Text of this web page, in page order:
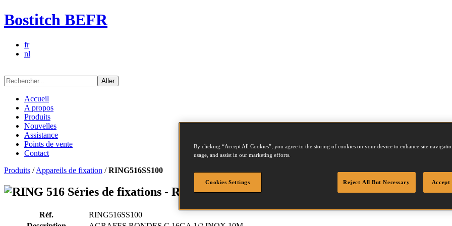
Bostitch BEFR
fr
nl
Aller
Accueil
A propos
Produits
Nouvelles
Assistance
Points de vente
Contact
Produits /Appareils de fixation /RING516SS100
Séries de fixations - RING516SS100
Réf.
RING516SS100
By clicking “Accept All Cookies”, you agree to the storing of cookies on your device to enhance site
usage, and assist in our marketing efforts.
Cookies Settings Reject All But Necessary Accept